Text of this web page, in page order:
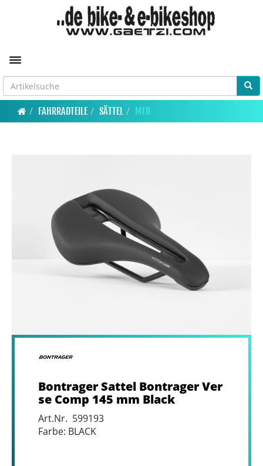
Toggle navigation
FAHRRADTEILE SÄTTEL MTB
Bontrager Sattel Bontrager Ver
se Comp 145 mm Black
Art.Nr. 599193
Farbe: BLACK